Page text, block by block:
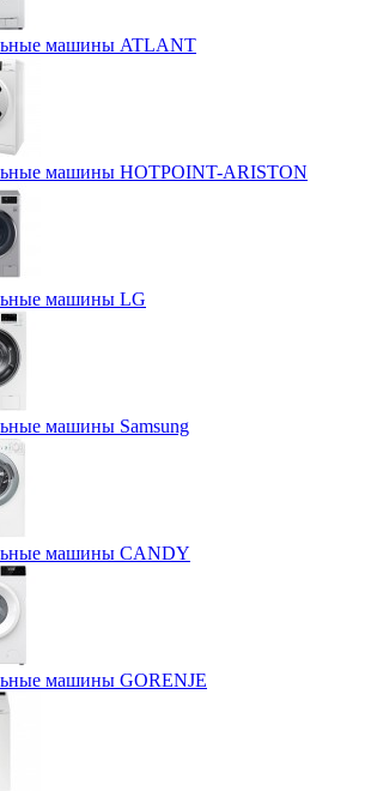
машины ATLANT
машины HOTPOINT-ARISTON
машины LG
машины Samsung
машины CANDY
машины GORENJE